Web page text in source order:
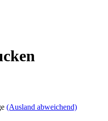
(Ausland abweichend)